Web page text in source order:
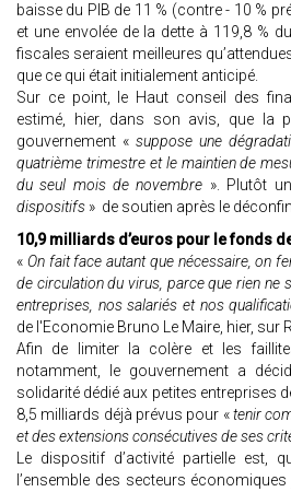
baisse du PIB de 11 % (contre - 10 %
et une envolée de la dette à 119,8 %
fiscales seraient meilleures
que ce qui était initialement anticipé.
Sur ce point, le Haut conseil des
estimé, hier, dans son avis, que la
gouvernement «suppose une
quatrième trimestre et le maintien de
du seul mois de novembre ». Plutôt
dispositifs » de soutien après le
10,9 milliards d’euros pour le fonds
« On fait face autant que nécessaire, on
de circulation du virus, parce que rien ne
entreprises, nos salariés et nos
de l'Economie Bruno Le Maire, hier, sur
Afin de limiter la colère et les
notamment, le gouvernement a
solidarité dédié aux petites entreprises
8,5 milliards déjà prévus pour «tenir
et des extensions consécutives de ses
Le dispositif d’activité partielle est,
l’ensemble des secteurs économiques